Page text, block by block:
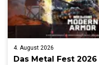
4. August 2026
Das Metal Fest